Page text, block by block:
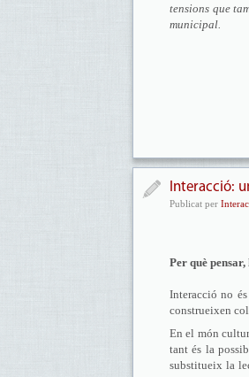
tensions que
municipal.
Interacció:
Publicat per
Per què
Interacció no
construeixen
En el món
tant és la
substitueix la